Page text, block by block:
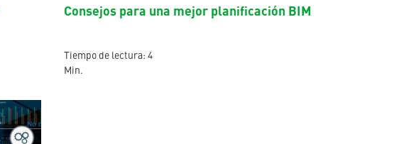
Consejos para una mejor planificación BIM
Tiempo de lectura: 4
Min.